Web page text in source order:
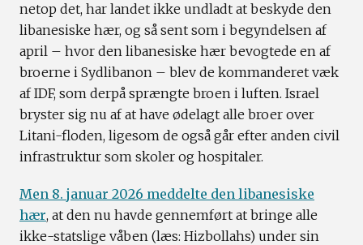
netop det, har landet ikke undladt at beskyde den
libanesiske hær, og så sent som i begyndelsen af
april – hvor den libanesiske hær bevogtede en af
broerne i Sydlibanon – blev de kommanderet væk
af IDF, som derpå sprængte broen i luften. Israel
bryster sig nu af at have ødelagt alle broer over
Litani-floden, ligesom de også går efter anden civil
infrastruktur som skoler og hospitaler.
Men 8. januar 2026 meddelte den libanesiske
hær, at den nu havde gennemført at bringe alle
ikke-statslige våben (læs: Hizbollahs) under sin